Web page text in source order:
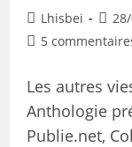
Lhisbei
5
Les autres
Anthologie
Publie.net,